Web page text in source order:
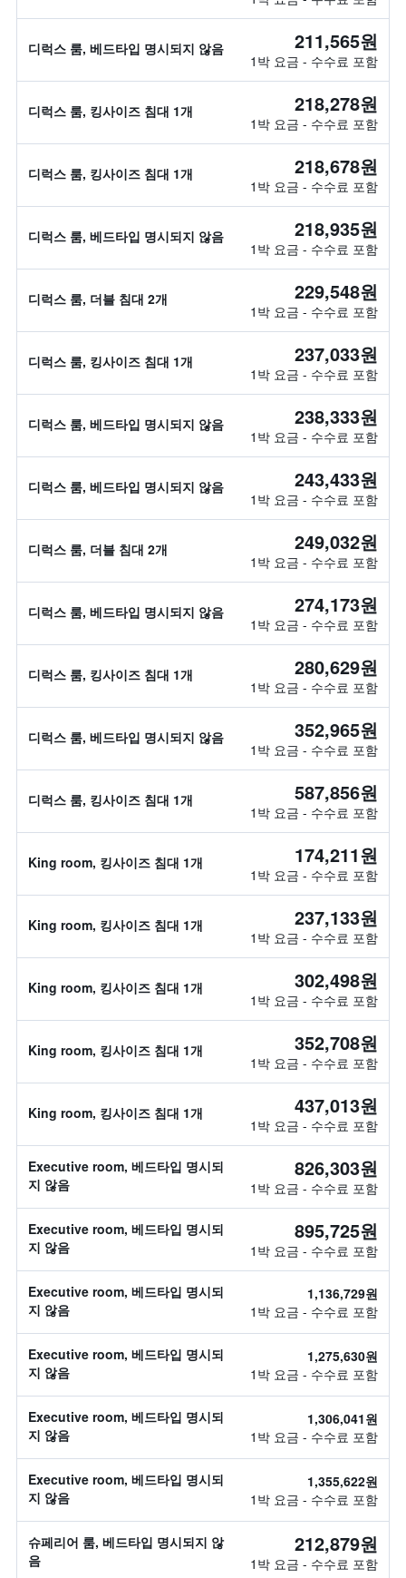
디럭스 룸, 베드타입 명시되지 않음 211,565원
1박 요금 - 수수료 포함
디럭스 룸, 킹사이즈 침대 1개 218,278원
1박 요금 - 수수료 포함
디럭스 룸, 킹사이즈 침대 1개 218,678원
1박 요금 - 수수료 포함
디럭스 룸, 베드타입 명시되지 않음 218,935원
1박 요금 - 수수료 포함
디럭스 룸, 더블 침대 2개 229,548원
1박 요금 - 수수료 포함
디럭스 룸, 킹사이즈 침대 1개 237,033원
1박 요금 - 수수료 포함
디럭스 룸, 베드타입 명시되지 않음 238,333원
1박 요금 - 수수료 포함
디럭스 룸, 베드타입 명시되지 않음 243,433원
1박 요금 - 수수료 포함
디럭스 룸, 더블 침대 2개 249,032원
1박 요금 - 수수료 포함
디럭스 룸, 베드타입 명시되지 않음 274,173원
1박 요금 - 수수료 포함
디럭스 룸, 킹사이즈 침대 1개 280,629원
1박 요금 - 수수료 포함
디럭스 룸, 베드타입 명시되지 않음 352,965원
1박 요금 - 수수료 포함
디럭스 룸, 킹사이즈 침대 1개 587,856원
1박 요금 - 수수료 포함
King room, 킹사이즈 침대 1개 174,211원
1박 요금 - 수수료 포함
King room, 킹사이즈 침대 1개 237,133원
1박 요금 - 수수료 포함
King room, 킹사이즈 침대 1개 302,498원
1박 요금 - 수수료 포함
King room, 킹사이즈 침대 1개 352,708원
1박 요금 - 수수료 포함
King room, 킹사이즈 침대 1개 437,013원
1박 요금 - 수수료 포함
Executive room, 베드타입 명시되
지 않음
826,303원
1박 요금 - 수수료 포함
Executive room, 베드타입 명시되
지 않음
895,725원
1박 요금 - 수수료 포함
Executive room, 베드타입 명시되
지 않음
1,136,729원
1박 요금 - 수수료 포함
Executive room, 베드타입 명시되
지 않음
1,275,630원
1박 요금 - 수수료 포함
Executive room, 베드타입 명시되
지 않음
1,306,041원
1박 요금 - 수수료 포함
Executive room, 베드타입 명시되
지 않음
1,355,622원
1박 요금 - 수수료 포함
슈페리어 룸, 베드타입 명시되지 않
음
212,879원
1박 요금 - 수수료 포함